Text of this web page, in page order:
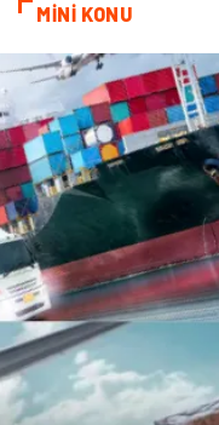
Bilişim
Bebek Giyim
çiçek
Tarım & Hayvancılık
MİNİ KONU